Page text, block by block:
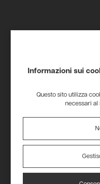
Vittorino,
fratello
pochi anni
attività
avere in
Informazioni sui
Questo sito utilizza
necessari al